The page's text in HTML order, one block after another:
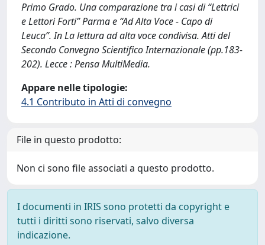
Primo Grado. Una comparazione tra i casi di “Lettrici
e Lettori Forti” Parma e “Ad Alta Voce - Capo di
Leuca”. In La lettura ad alta voce condivisa. Atti del
Secondo Convegno Scientifico Internazionale (pp.183-
202). Lecce : Pensa MultiMedia.
Appare nelle tipologie:
4.1 Contributo in Atti di convegno
File in questo prodotto:
Non ci sono file associati a questo prodotto.
I documenti in IRIS sono protetti da copyright e
tutti i diritti sono riservati, salvo diversa
indicazione.